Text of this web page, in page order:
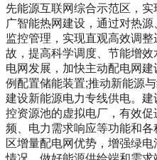
先能源互联网综合示范区，
广智能热网建设，通过对热
监控管理，实现直观高效调
故，提高科学调度、节能增
电网发展，加快主动配电网
例配置储能装置;推动新能源
建设新能源电力专线供电。
控资源池的虚拟电厂，有效
频、电力需求响应等功能和
区增量配电网优势，增强绿